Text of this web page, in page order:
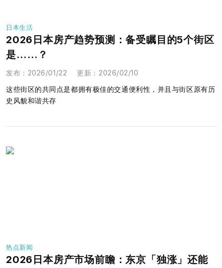
日本生活
2026日本房产趋势预测：备受瞩目的5个街区
是……？
发布 ： 2026/01/22 更新 ： 2026/02/10
这些街区的共同点是都拥有极佳的交通便利性，并且与街区原有历
史风貌和谐共存
热点新闻
2026日本房产市场前瞻：东京「独涨」还能